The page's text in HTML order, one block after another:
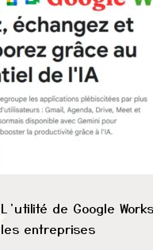
L’utilité de Google
les entreprises